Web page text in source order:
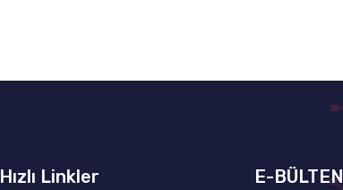
Hızlı Linkler E-BÜLTEN